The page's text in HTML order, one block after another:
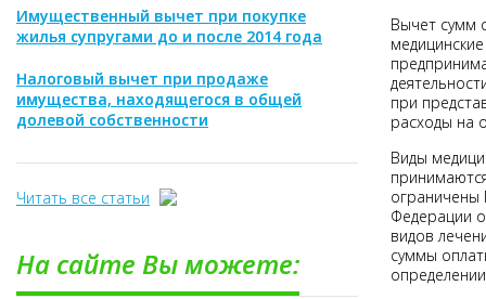
Имущественный вычет при покупке
жилья супругами до и после 2014 года
Налоговый вычет при продаже
имущества, находящегося в общей
долевой собственности
Читать все статьи
На сайте Вы можете:
Вычет сумм
при
расходы на
Виды
ограничены
Федерации
видов
суммы